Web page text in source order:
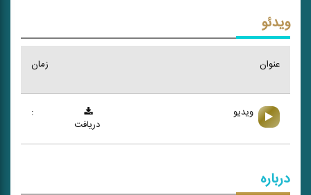
ویدئو
عنوان زمان
ویدیو
:
دریافت
درباره